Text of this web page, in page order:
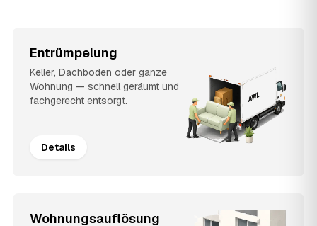
Entrümpelung
Keller, Dachboden oder ganze
Wohnung — schnell geräumt und
fachgerecht entsorgt.
Details
Wohnungsauflösung